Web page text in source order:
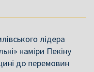
лідера
наміри Пекіну
до перемовин